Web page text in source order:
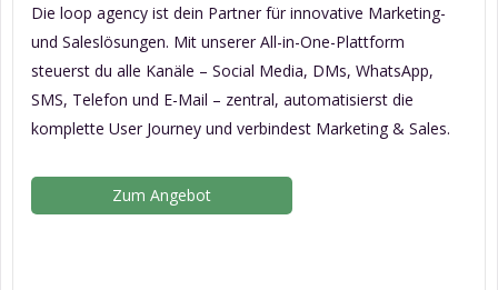
Die loop agency ist dein Partner für innovative Marketing-
und Saleslösungen. Mit unserer All-in-One-Plattform
steuerst du alle Kanäle – Social Media, DMs, WhatsApp,
SMS, Telefon und E-Mail – zentral, automatisierst die
komplette User Journey und verbindest Marketing & Sales.
Zum Angebot